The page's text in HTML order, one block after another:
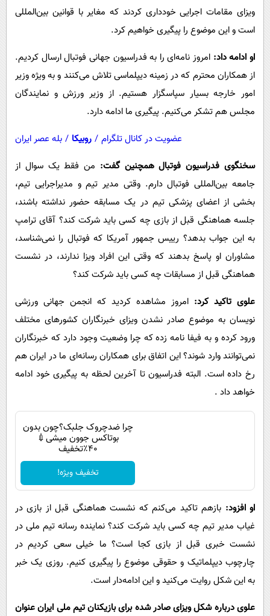
اجتماعی
سیاست خارجی
ویزای مقامات اجرایی خودداری کردند که مغایر با قوانین بین‌المللی
است و این موضوع را پیگیری خواهیم کرد.
او ادامه داد: امروز نامه‌ای را به فدراسیون جهانی فوتبال ارسال کردیم.
از همکاران محترم که در زمینه دیپلماسی تلاش می‌کنند و به ویژه وزیر
امور خارجه بسیار سپاسگزار هستیم. از وزیر ورزش و نمایندگان
مجلس هم تشکر می‌کنیم. پیگیری ما ادامه دارد.
عضویت در کانال تلگرام / روبیکا / بله عصر ایران
سخنگوی فدراسیون فوتبال همچنین گفت: من فقط یک سوال از
جامعه بین‌المللی فوتبال دارم. وقتی مدیر تیم و مدیراجرایی تیم،
بخشی از اعضای پزشکی تیم در یک مسابقه حضور نداشته باشند،
جلسه هماهنگی قبل از بازی چه کسی باید شرکت کند؟ آقای ترامپ
به این جواب بدهد؟ رییس جمهور آمریکا که فوتبال را نمی‌شناسد،
مشاوران او پاسخ بدهند که وقتی این افراد ویزا ندارند، در نشست
هماهنگی قبل از مسابقات چه کسی باید شرکت کند؟
علوی تاکید کرد: امروز مشاهده کردید که انجمن جهانی ورزشی
نویسان به موضوع صادر نشدن ویزای خبرنگاران کشورهای مختلف
ورود کرده و به فیفا نامه زده که چرا وضعیت وجود دارد که خبرنگاران
نمی‌توانند وارد شوند؟ این اتفاق برای همکاران رسانه‌ای ما در ایران هم
رخ داده است. البته فدراسیون تا آخرین لحظه به پیگیری خود ادامه
خواهد داد .
چرا ضدچروک جلبک؟چون بدون
بوتاکس جوون میشی💉
۴۰٪تخفیف
تخفیف ویژه!
او افزود: بازهم تاکید می‌کنم که نشست هماهنگی قبل از بازی در
غیاب مدیر تیم چه کسی باید شرکت کند؟ نماینده رسانه تیم ملی در
نشست خبری قبل از بازی کجا است؟ ما خیلی سعی کردیم در
چارچوب دیپلماتیک و حقوقی موضوع را پیگیری کنیم. روزی یک خبر
به این شکل روایت می‌کنید و این ادامه‌دار است.
علوی درباره شکل ویزای صادر شده برای بازیکنان تیم ملی ایران عنوان